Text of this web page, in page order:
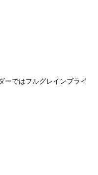
ーではフルグレインブライ